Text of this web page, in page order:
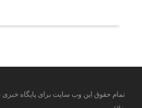
تمام حقوق این وب سایت برای پایگاه